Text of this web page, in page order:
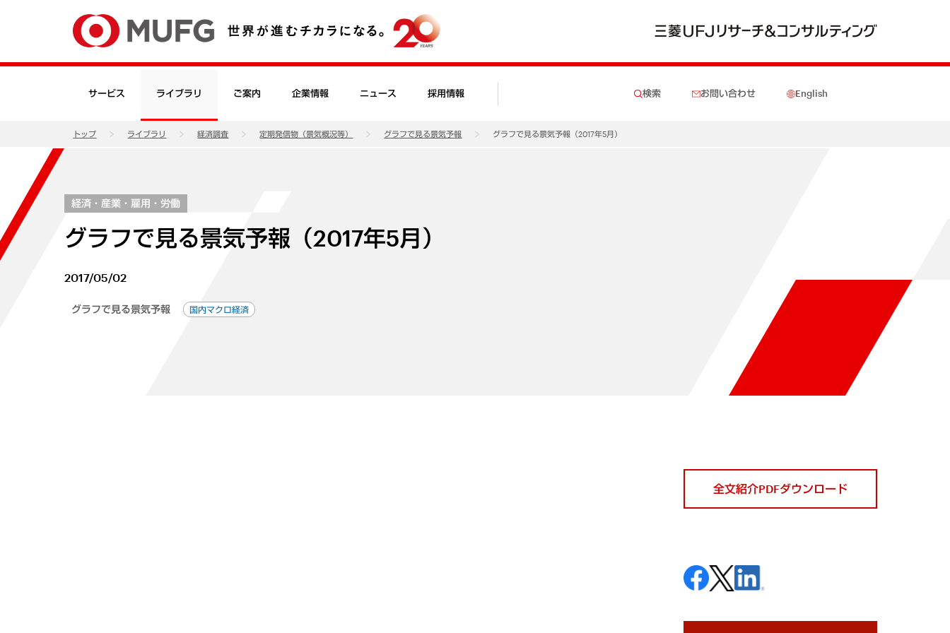
サービス ライブラリ ご案内 企業情報 ニュース 採用情報 検索 お問い合わせ English
トップ ライブラリ 経済調査 定期発信物（景気概況等） グラフで見る景気予報 グラフで見る景気予報（2017年5月）
経済・産業・雇用・労働
グラフで見る景気予報（2017年5月）
2017/05/02
グラフで見る景気予報 国内マクロ経済
全文紹介PDFダウンロード